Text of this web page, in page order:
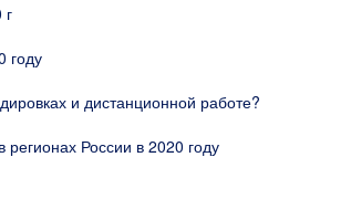
году
и дистанционной работе?
России в 2020 году